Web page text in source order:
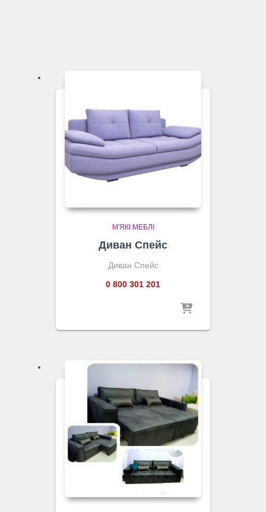
М'ЯКІ МЕБЛІ
Диван Спейс
Диван Спейс
0 800 301 201